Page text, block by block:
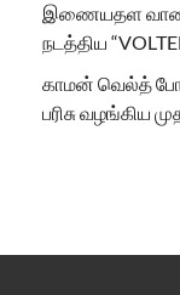
இணையதள
நடத்திய
காமன் வெல்த்
பரிசு வழங்கிய